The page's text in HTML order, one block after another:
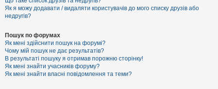
Як я можу додавати / видаляти користувачів до мого списку друзів або
недругів?
Пошук по форумах
Як мені здійснити пошук на форумі?
Чому мій пошук не дає результатів?
В результаті пошуку я отримав порожню сторінку!
Як мені знайти учасників форуму?
Як мені знайти власні повідомлення та теми?